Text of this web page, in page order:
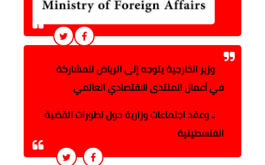
وزير الخارجية يتوجه إلى الرياض للمشاركة
في أعمال المنتدى الاقتصادي العالمي
.. وعقد اجتماعات وزارية حول تطورات القضية
الفلسطينية